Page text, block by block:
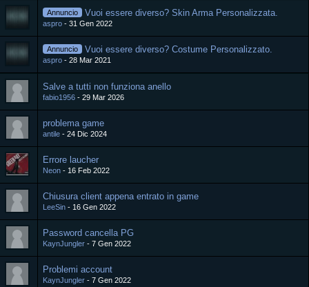
Annuncio Vuoi essere diverso? Skin Arma Personalizzata.
aspro 31 Gen 2022
Annuncio Vuoi essere diverso? Costume Personalizzato.
aspro 28 Mar 2021
Salve a tutti non funziona anello
fabio1956 29 Mar 2026
problema game
antile 24 Dic 2024
Errore laucher
Neon 16 Feb 2022
Chiusura client appena entrato in game
LeeSin 16 Gen 2022
Password cancella PG
KaynJungler 7 Gen 2022
Problemi account
KaynJungler 7 Gen 2022